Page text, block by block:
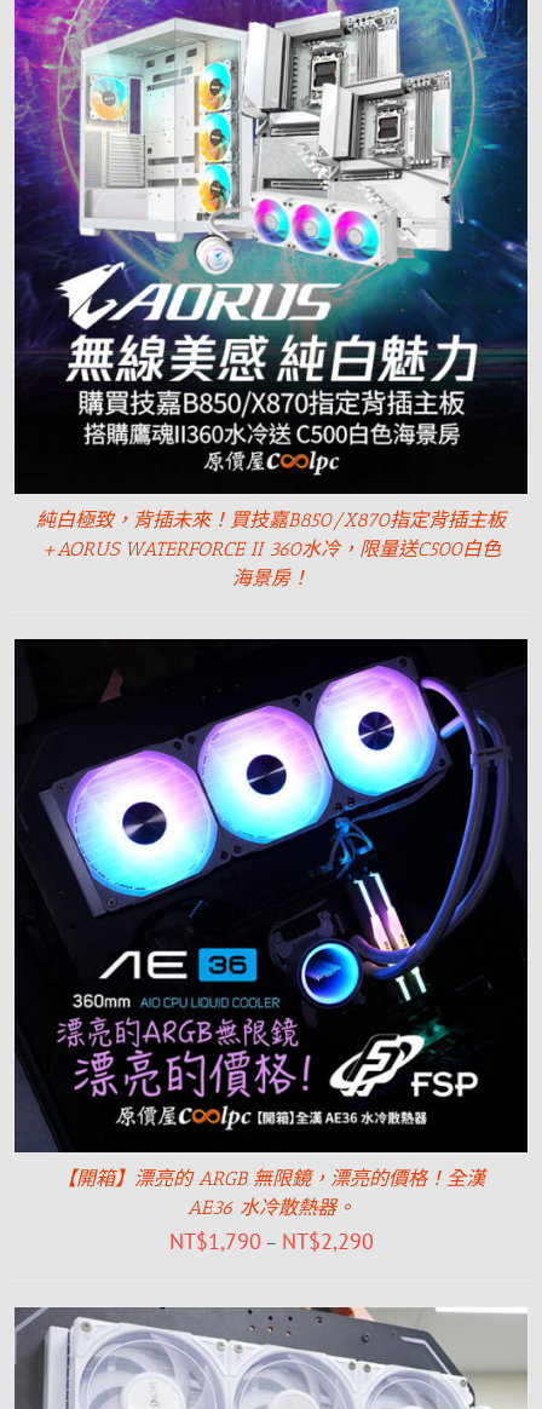
純白極致，背插未來！買技嘉B850/X870指定背插主板
+AORUS WATERFORCE II 360水冷，限量送C500白色
海景房！
【開箱】漂亮的 ARGB 無限鏡，漂亮的價格！全漢
AE36 水冷散熱器。
NT$1,790 – NT$2,290